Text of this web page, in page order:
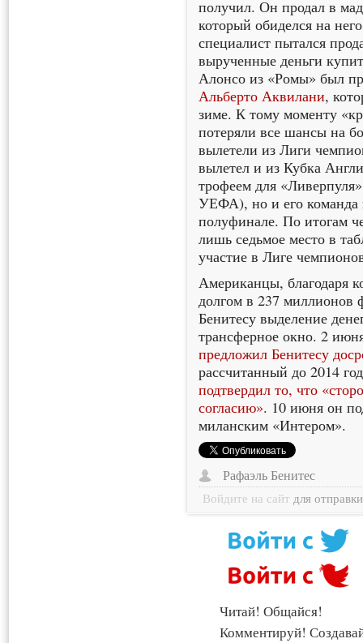
получил. Он продал в
который обиделся на
специалист пытался
вырученные деньги
Алонсо из «Ромы» был
Альберто Аквилани,
зиме. К тому моменту
потеряли все шансы на
вылетели из Лиги
вылетел и из Кубка
трофеем для
УЕФА), но и его команда
полуфинале. По итогам
лишь седьмое место в
участие в Лиге
Американцы, благодаря
долгом в 237 миллионов
Бенитесу выделение
трансферное окно. 2
предложил Бенитесу
рассчитанный до 2014
подтвердил то, что
согласию». 10 июня он
миланским «Интером».
Рафаэль Бенитес
Войдите на сайт для
Читай! Общайся!
Комментируй!